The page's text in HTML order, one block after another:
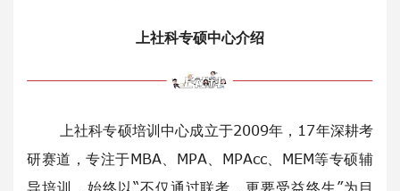
上社科专硕中心介绍
上社科专硕培训中心成立于2009年，17年深耕考
研赛道，专注于MBA、MPA、MPAcc、MEM等专硕辅
导培训，始终以“不仅通过联考，更要受益终生”为目